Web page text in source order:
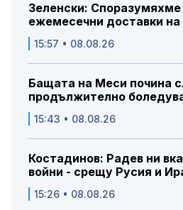
Зеленски:
ежемесечни доставки
15:57 • 08.08.26
Бащата на Меси почина
продължително
15:43 • 08.08.26
Костадинов: Радев ни
войни - срещу Русия и
15:26 • 08.08.26